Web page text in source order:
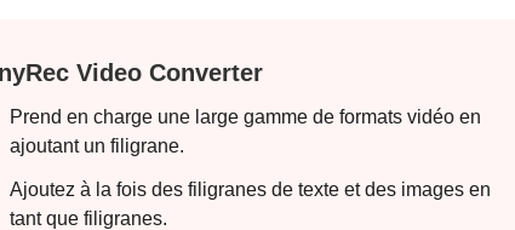
Video Converter
Prend en charge une large gamme de formats vidéo en
ajoutant un filigrane.
Ajoutez à la fois des filigranes de texte et des images en
tant que filigranes.